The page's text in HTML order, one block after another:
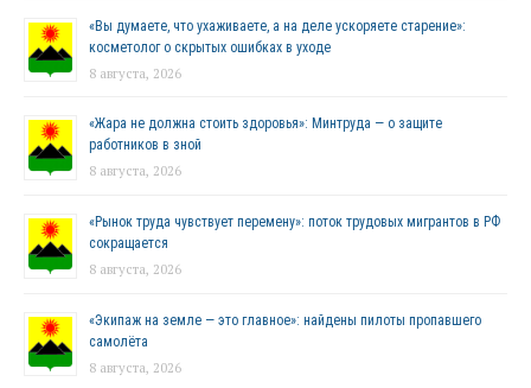
«Вы думаете, что ухаживаете, а на деле ускоряете старение»:
косметолог о скрытых ошибках в уходе
8 августа, 2026
«Жара не должна стоить здоровья»: Минтруда — о защите
работников в зной
8 августа, 2026
«Рынок труда чувствует перемену»: поток трудовых мигрантов в РФ
сокращается
8 августа, 2026
«Экипаж на земле — это главное»: найдены пилоты пропавшего
самолёта
8 августа, 2026